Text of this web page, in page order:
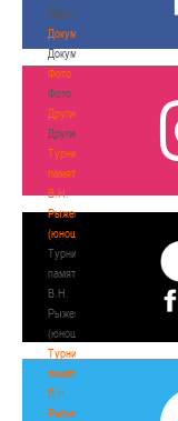
Девушки
Документы
Документы
Фото
Фото
Другие
Другие
Турнир
памяти
В.Н.
Рыженкова
(юноши)
Турнир
памяти
В.Н.
Рыженкова
(юноши)
Турнир
памяти
В.Н.
Рыженкова